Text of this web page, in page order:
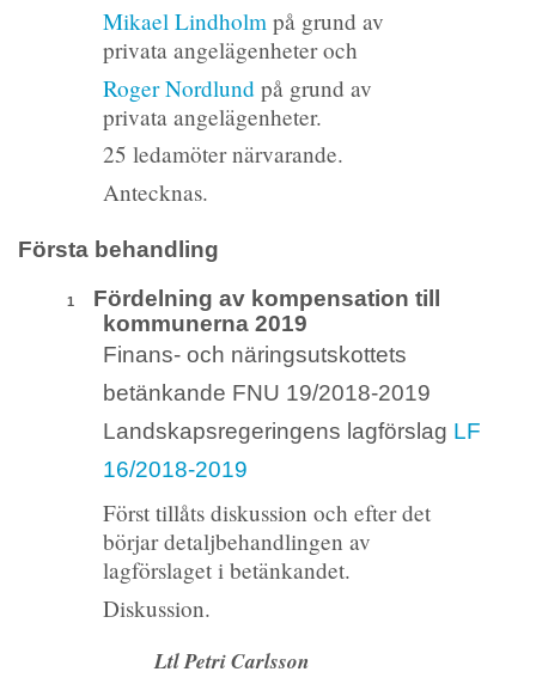
Mikael Lindholmpå grund av
privata angelägenheter och
Roger Nordlundpå grund av
privata angelägenheter.
25 ledamöter närvarande.
Antecknas.
Första behandling
1
Fördelning av kompensation till
kommunerna 2019
Finans- och näringsutskottets
betänkande FNU 19/2018-2019
Landskapsregeringens lagförslag LF
16/2018-2019
Först tillåts diskussion och efter det
börjar detaljbehandlingen av
lagförslaget i betänkandet.
Diskussion.
Ltl Petri Carlsson